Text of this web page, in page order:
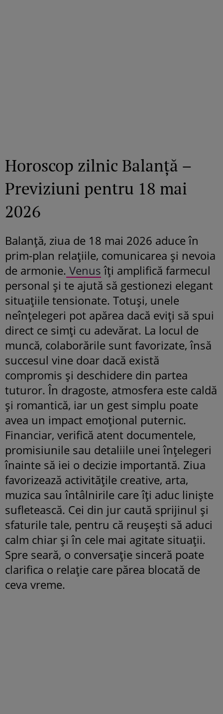
Horoscop zilnic Balanță –
Previziuni pentru 18 mai
2026
Balanță, ziua de 18 mai 2026 aduce în
prim-plan relațiile, comunicarea și nevoia
de armonie. Venus îți amplifică farmecul
personal și te ajută să gestionezi elegant
situațiile tensionate. Totuși, unele
neînțelegeri pot apărea dacă eviți să spui
direct ce simți cu adevărat. La locul de
muncă, colaborările sunt favorizate, însă
succesul vine doar dacă există
compromis și deschidere din partea
tuturor. În dragoste, atmosfera este caldă
și romantică, iar un gest simplu poate
avea un impact emoțional puternic.
Financiar, verifică atent documentele,
promisiunile sau detaliile unei înțelegeri
înainte să iei o decizie importantă. Ziua
favorizează activitățile creative, arta,
muzica sau întâlnirile care îți aduc liniște
sufletească. Cei din jur caută sprijinul și
sfaturile tale, pentru că reușești să aduci
calm chiar și în cele mai agitate situații.
Spre seară, o conversație sinceră poate
clarifica o relație care părea blocată de
ceva vreme.